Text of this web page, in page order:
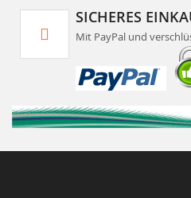
SICHERES
Mit PayPal und